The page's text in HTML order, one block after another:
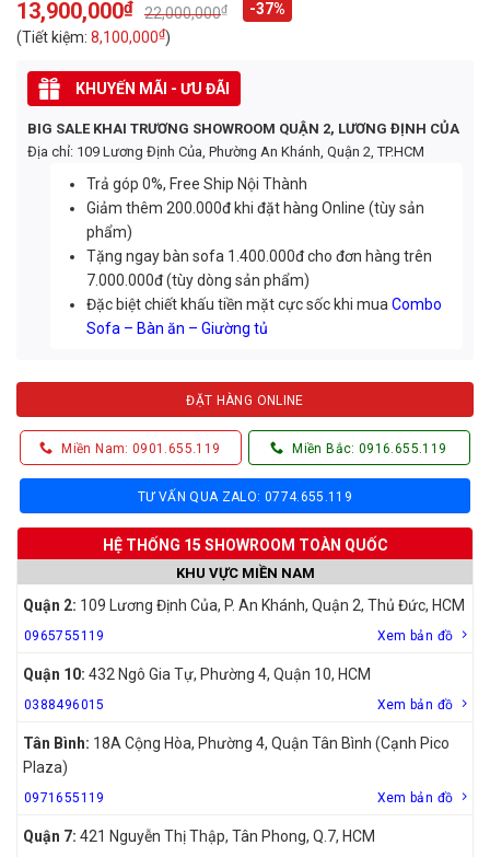
22,000,000₫
Original
price
was:
22,000,000₫.
13,900,000₫
Current
price
is:
13,900,000₫.
-37%
(Tiết kiệm: 8,100,000₫)
KHUYẾN MÃI - ƯU ĐÃI
BIG SALE KHAI TRƯƠNG SHOWROOM QUẬN 2, LƯƠNG ĐỊNH CỦA
Địa chỉ: 109 Lương Định Của, Phường An Khánh, Quận 2, TP.HCM
Trả góp 0%, Free Ship Nội Thành
Giảm thêm 200.000đ khi đặt hàng Online (tùy sản
phẩm)
Tặng ngay bàn sofa 1.400.000đ cho đơn hàng trên
7.000.000đ (tùy dòng sản phẩm)
Đặc biệt chiết khấu tiền mặt cực sốc khi muaCombo
Sofa – Bàn ăn – Giường tủ
ĐẶT HÀNG ONLINE
Miền Nam: 0901.655.119 Miền Bắc: 0916.655.119
TƯ VẤN QUA ZALO: 0774.655.119
HỆ THỐNG 15 SHOWROOM TOÀN QUỐC
KHU VỰC MIỀN NAM
Quận 2: 109 Lương Định Của, P. An Khánh, Quận 2, Thủ Đức, HCM
0965755119 Xem bản đồ
Quận 10: 432 Ngô Gia Tự, Phường 4, Quận 10, HCM
0388496015 Xem bản đồ
Tân Bình: 18A Cộng Hòa, Phường 4, Quận Tân Bình (Cạnh Pico
Plaza)
0971655119 Xem bản đồ
Quận 7: 421 Nguyễn Thị Thập, Tân Phong, Q.7, HCM